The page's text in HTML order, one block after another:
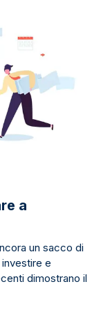
a
un sacco di
e
dimostrano il